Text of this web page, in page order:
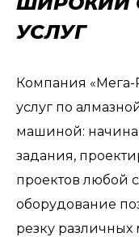
УСЛУГ
Компания «Мега-
услуг по
машиной:
задания,
проектов любой
оборудование
резку различных